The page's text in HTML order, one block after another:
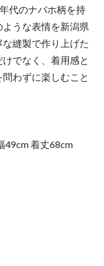
代のナバホ柄を持
うな表情を新潟県
縫製で作り上げた
でなく、着用感と
わずに楽しむこと
49cm 着丈68cm